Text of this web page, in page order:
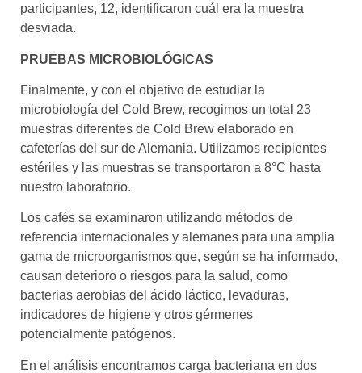
participantes, 12, identificaron cuál era la muestra
desviada.
PRUEBAS MICROBIOLÓGICAS
Finalmente, y con el objetivo de estudiar la
microbiología del Cold Brew, recogimos un total 23
muestras diferentes de Cold Brew elaborado en
cafeterías del sur de Alemania. Utilizamos recipientes
estériles y las muestras se transportaron a 8°C hasta
nuestro laboratorio.
Los cafés se examinaron utilizando métodos de
referencia internacionales y alemanes para una amplia
gama de microorganismos que, según se ha informado,
causan deterioro o riesgos para la salud, como
bacterias aerobias del ácido láctico, levaduras,
indicadores de higiene y otros gérmenes
potencialmente patógenos.
En el análisis encontramos carga bacteriana en dos